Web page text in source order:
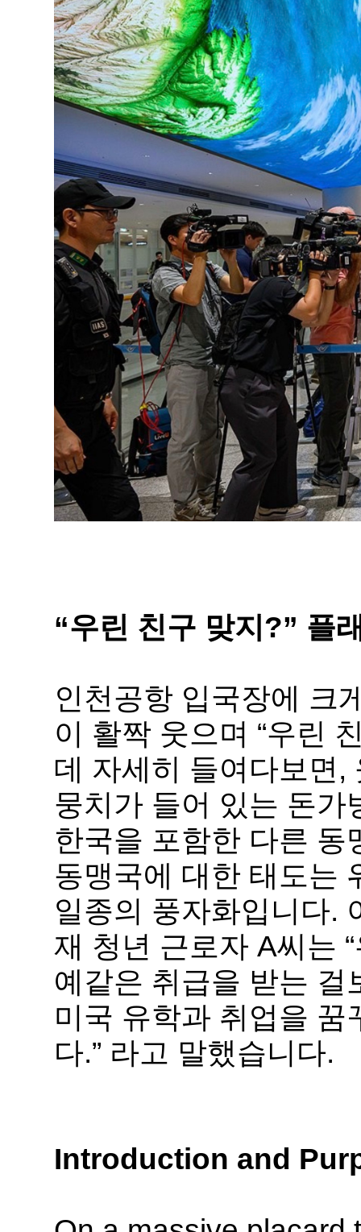
“우린 친구 맞지?” 플
인천공항 입국장에 크
이 활짝 웃으며 “우린
데 자세히 들여다보면,
뭉치가 들어 있는 돈가
한국을 포함한 다른
동맹국에 대한 태도는
일종의 풍자화입니다.
재 청년 근로자 A씨는
예같은 취급을 받는 걸
미국 유학과 취업을
다.” 라고 말했습니다.
Introduction and